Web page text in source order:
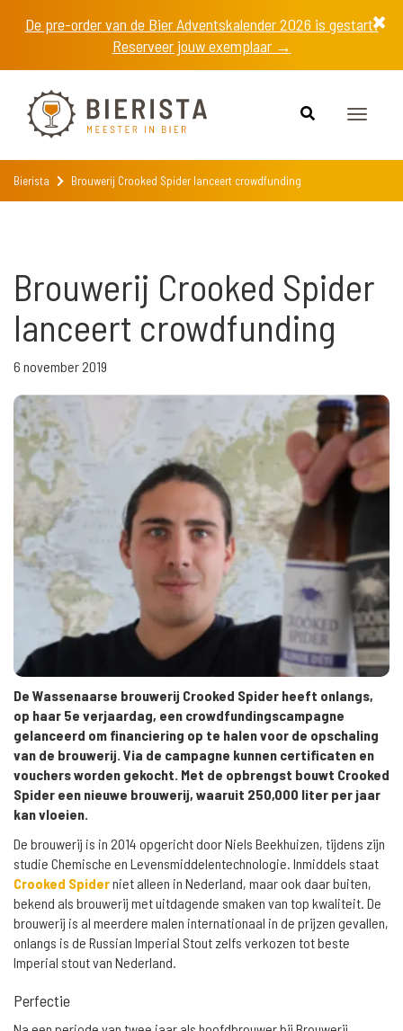
De pre-order van de Bier Adventskalender 2026 is gestart!
Reserveer jouw exemplaar →
Toggle
Bierista Brouwerij Crooked Spider lanceert crowdfunding
Brouwerij Crooked Spider
lanceert crowdfunding
6 november 2019
De Wassenaarse brouwerij Crooked Spider heeft onlangs,
op haar 5e verjaardag, een crowdfundingscampagne
gelanceerd om financiering op te halen voor de opschaling
van de brouwerij. Via de campagne kunnen certificaten en
vouchers worden gekocht. Met de opbrengst bouwt Crooked
Spider een nieuwe brouwerij, waaruit 250,000 liter per jaar
kan vloeien.
De brouwerij is in 2014 opgericht door Niels Beekhuizen, tijdens zijn
studie Chemische en Levensmiddelentechnologie. Inmiddels staat
Crooked Spiderniet alleen in Nederland, maar ook daar buiten,
bekend als brouwerij met uitdagende smaken van top kwaliteit. De
brouwerij is al meerdere malen internationaal in de prijzen gevallen,
onlangs is de Russian Imperial Stout zelfs verkozen tot beste
Imperial stout van Nederland.
Perfectie